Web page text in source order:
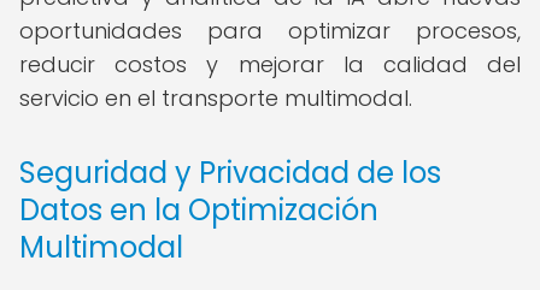
oportunidades para optimizar procesos,
reducir costos y mejorar la calidad del
servicio en el transporte multimodal.
Seguridad y Privacidad de los
Datos en la Optimización
Multimodal